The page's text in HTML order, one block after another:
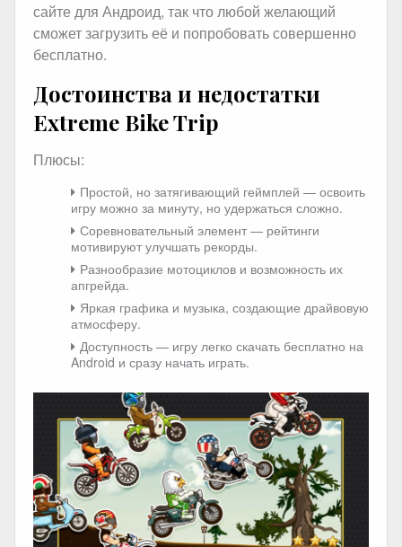
сайте для Андроид, так что любой желающий
сможет загрузить её и попробовать совершенно
бесплатно.
Достоинства и недостатки
Extreme Bike Trip
Плюсы:
Простой, но затягивающий геймплей — освоить
игру можно за минуту, но удержаться сложно.
Соревновательный элемент — рейтинги
мотивируют улучшать рекорды.
Разнообразие мотоциклов и возможность их
апгрейда.
Яркая графика и музыка, создающие драйвовую
атмосферу.
Доступность — игру легко скачать бесплатно на
Android и сразу начать играть.